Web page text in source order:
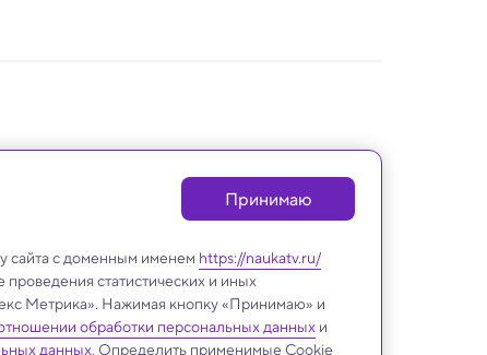
Принимаю
сайта с доменным именем https://naukatv.ru/
статистических и иных
Метрика». Нажимая кнопку «Принимаю» и
обработки персональных данныхи
данных. Определить применимые Cookie